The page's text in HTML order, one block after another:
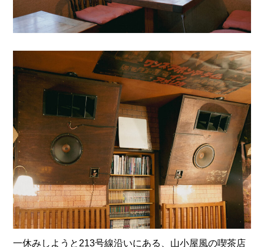
一休みしようと213号線沿いにある、山小屋風の喫茶店